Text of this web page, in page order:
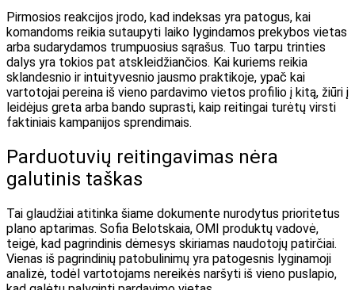
Pirmosios reakcijos įrodo, kad indeksas yra patogus, kai
komandoms reikia sutaupyti laiko lygindamos prekybos vietas
arba sudarydamos trumpuosius sąrašus. Tuo tarpu trinties
dalys yra tokios pat atskleidžiančios. Kai kuriems reikia
sklandesnio ir intuityvesnio jausmo praktikoje, ypač kai
vartotojai pereina iš vieno pardavimo vietos profilio į kitą, žiūri į
leidėjus greta arba bando suprasti, kaip reitingai turėtų virsti
faktiniais kampanijos sprendimais.
Parduotuvių reitingavimas nėra
galutinis taškas
Tai glaudžiai atitinka šiame dokumente nurodytus prioritetus
plano aptarimas. Sofia Belotskaia, OMI produktų vadovė,
teigė, kad pagrindinis dėmesys skiriamas naudotojų patirčiai.
Vienas iš pagrindinių patobulinimų yra patogesnis lyginamoji
analizė, todėl vartotojams nereikės naršyti iš vieno puslapio,